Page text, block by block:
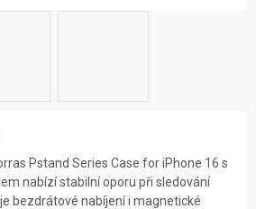
Pstand Series Case for iPhone 16 s
nabízí stabilní oporu při sledování
bezdrátové nabíjení i magnetické